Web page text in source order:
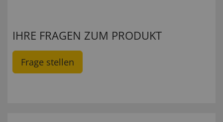
IHRE FRAGEN ZUM PRODUKT
Frage stellen